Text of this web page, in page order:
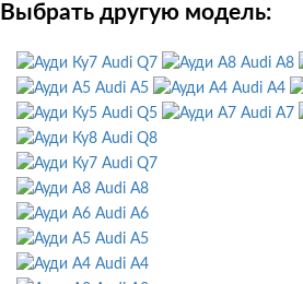
Выбрать другую модель:
Audi Q7 Audi A8
Audi A5
Audi A4
Audi Q5
Audi A7
Audi Q8
Audi Q7
Audi A8
Audi A6
Audi A5
Audi A4